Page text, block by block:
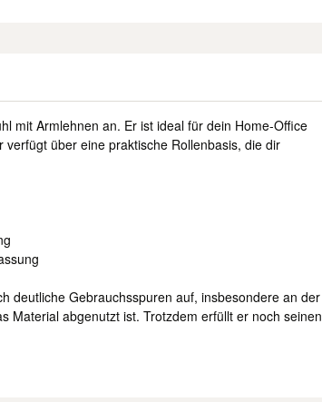
mit Armlehnen an. Er ist ideal für dein Home-Office
über eine praktische Rollenbasis, die dir
deutliche Gebrauchsspuren auf, insbesondere an der
Material abgenutzt ist. Trotzdem erfüllt er noch seinen